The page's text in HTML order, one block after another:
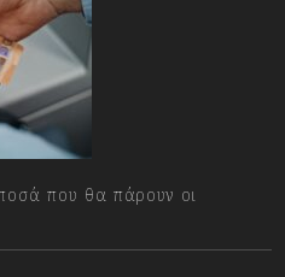
ποσά που θα πάρουν οι